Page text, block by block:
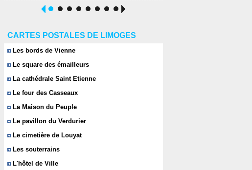
CARTES POSTALES DE LIMOGES
Les bords de Vienne
Le square des émailleurs
La cathédrale Saint Etienne
Le four des Casseaux
La Maison du Peuple
Le pavillon du Verdurier
Le cimetière de Louyat
Les souterrains
L'hôtel de Ville